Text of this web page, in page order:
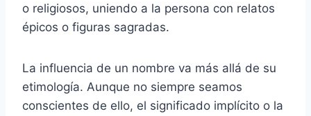
o religiosos, uniendo a la persona con relatos
épicos o figuras sagradas.
La influencia de un nombre va más allá de su
etimología. Aunque no siempre seamos
conscientes de ello, el significado implícito o la